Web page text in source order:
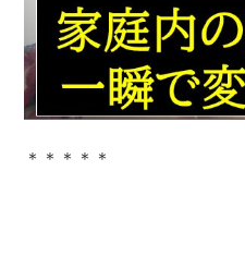
＊＊＊＊＊